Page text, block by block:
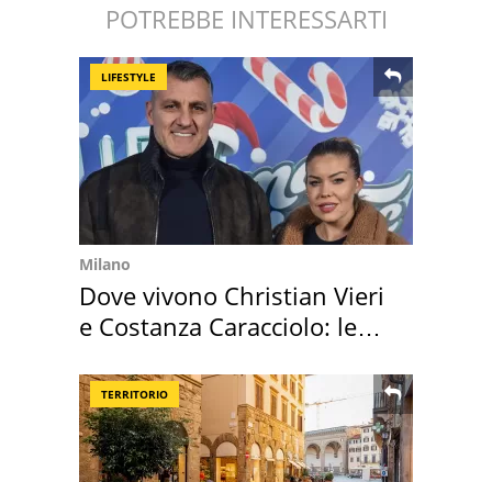
POTREBBE INTERESSARTI
LIFESTYLE
Milano
Dove vivono Christian Vieri
e Costanza Caracciolo: le
TERRITORIO